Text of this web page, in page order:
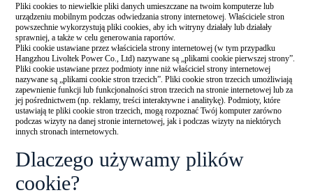
Pliki cookies to niewielkie pliki danych umieszczane na twoim komputerze lub
urządzeniu mobilnym podczas odwiedzania strony internetowej. Właściciele stron
powszechnie wykorzystują pliki cookies, aby ich witryny działały lub działały
sprawniej, a także w celu generowania raportów.
Pliki cookie ustawiane przez właściciela strony internetowej (w tym przypadku
Hangzhou Livoltek Power Co., Ltd) nazywane są „plikami cookie pierwszej strony”.
Pliki cookie ustawiane przez podmioty inne niż właściciel strony internetowej
nazywane są „plikami cookie stron trzecich”. Pliki cookie stron trzecich umożliwiają
zapewnienie funkcji lub funkcjonalności stron trzecich na stronie internetowej lub za
jej pośrednictwem (np. reklamy, treści interaktywne i analitykę). Podmioty, które
ustawiają te pliki cookie stron trzecich, mogą rozpoznać Twój komputer zarówno
podczas wizyty na danej stronie internetowej, jak i podczas wizyty na niektórych
innych stronach internetowych.
Dlaczego używamy plików
cookie?